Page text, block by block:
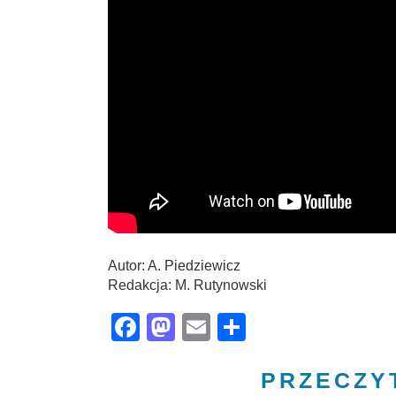
Autor: A. Piedziewicz
Redakcja: M. Rutynowski
Facebook
Mastodon
Email